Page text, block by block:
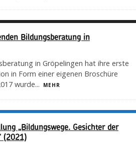
Bildungsberatung in
in Gröpelingen hat ihre erste
in Form einer eigenen Broschüre
wurde... MEHR
„Bildungswege. Gesichter der
(2021)